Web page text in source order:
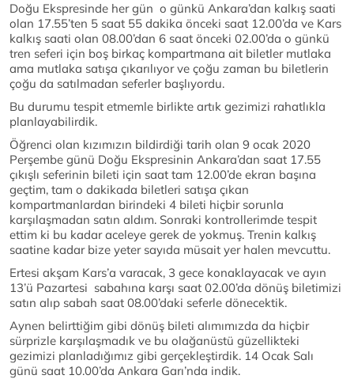
Doğu Ekspresinde her gün o günkü Ankara’dan kalkış saati
olan 17.55’ten 5 saat 55 dakika önceki saat 12.00’da ve Kars
kalkış saati olan 08.00’dan 6 saat önceki 02.00’da o günkü
tren seferi için boş birkaç kompartmana ait biletler mutlaka
ama mutlaka satışa çıkarılıyor ve çoğu zaman bu biletlerin
çoğu da satılmadan seferler başlıyordu.
Bu durumu tespit etmemle birlikte artık gezimizi rahatlıkla
planlayabilirdik.
Öğrenci olan kızımızın bildirdiği tarih olan 9 ocak 2020
Perşembe günü Doğu Ekspresinin Ankara’dan saat 17.55
çıkışlı seferinin bileti için saat tam 12.00’de ekran başına
geçtim, tam o dakikada biletleri satışa çıkan
kompartmanlardan birindeki 4 bileti hiçbir sorunla
karşılaşmadan satın aldım. Sonraki kontrollerimde tespit
ettim ki bu kadar aceleye gerek de yokmuş. Trenin kalkış
saatine kadar bize yeter sayıda müsait yer halen mevcuttu.
Ertesi akşam Kars’a varacak, 3 gece konaklayacak ve ayın
13’ü Pazartesi sabahına karşı saat 02.00’da dönüş biletimizi
satın alıp sabah saat 08.00’daki seferle dönecektik.
Aynen belirttiğim gibi dönüş bileti alımımızda da hiçbir
sürprizle karşılaşmadık ve bu olağanüstü güzellikteki
gezimizi planladığımız gibi gerçekleştirdik. 14 Ocak Salı
günü saat 10.00’da Ankara Garı’nda indik.